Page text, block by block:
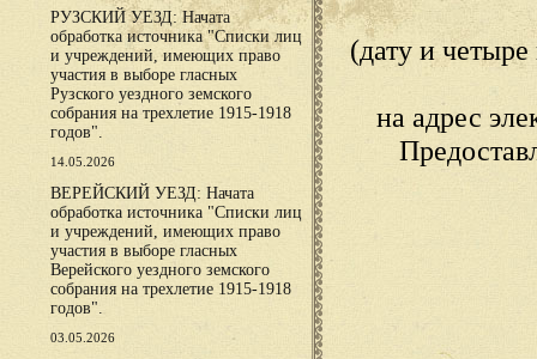
РУЗСКИЙ УЕЗД: Начата
обработка источника "Списки лиц
и учреждений, имеющих право
участия в выборе гласных
Рузского уездного земского
собрания на трехлетие 1915-1918
годов".
14.05.2026
ВЕРЕЙСКИЙ УЕЗД: Начата
обработка источника "Списки лиц
и учреждений, имеющих право
участия в выборе гласных
Верейского уездного земского
собрания на трехлетие 1915-1918
годов".
03.05.2026
(дату и
на адрес